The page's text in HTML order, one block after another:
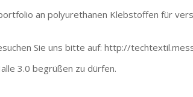
an polyurethanen Klebstoffen für
Sie uns bitte auf: http://
3.0 begrüßen zu dürfen.